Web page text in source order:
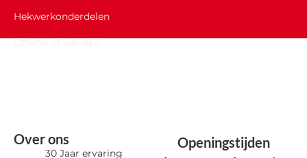
Hekwerkonderdelen
Offerte of advies?
Over ons
30 Jaar ervaring
Openingstijden